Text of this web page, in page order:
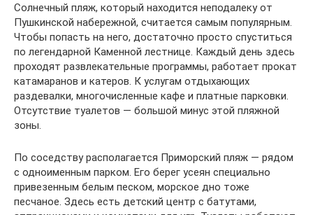
Солнечный пляж, который находится неподалеку от
Пушкинской набережной, считается самым популярным.
Чтобы попасть на него, достаточно просто спуститься
по легендарной Каменной лестнице. Каждый день здесь
проходят развлекательные программы, работает прокат
катамаранов и катеров. К услугам отдыхающих
раздевалки, многочисленные кафе и платные парковки.
Отсутствие туалетов — большой минус этой пляжной
зоны.
По соседству располагается Приморский пляж — рядом
с одноименным парком. Его берег усеян специально
привезенным белым песком, морское дно тоже
песчаное. Здесь есть детский центр с батутами,